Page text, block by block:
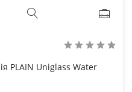
PLAIN Uniglass Water